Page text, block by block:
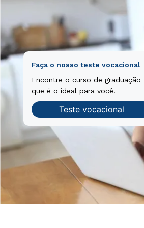
Faça o nosso teste vocacional
Encontre o curso de graduação
que é o ideal para você.
Teste vocacional